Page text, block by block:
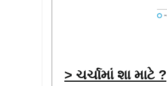
> ચર્ચામાં શા માટે ?